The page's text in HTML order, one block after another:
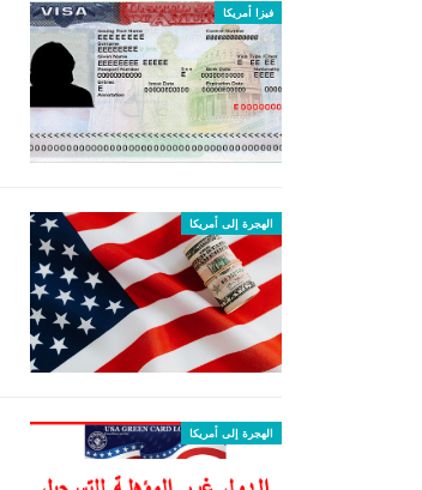
فيزا أمريكا
الهجرة إلى أمريكا
الهجرة إلى أمريكا